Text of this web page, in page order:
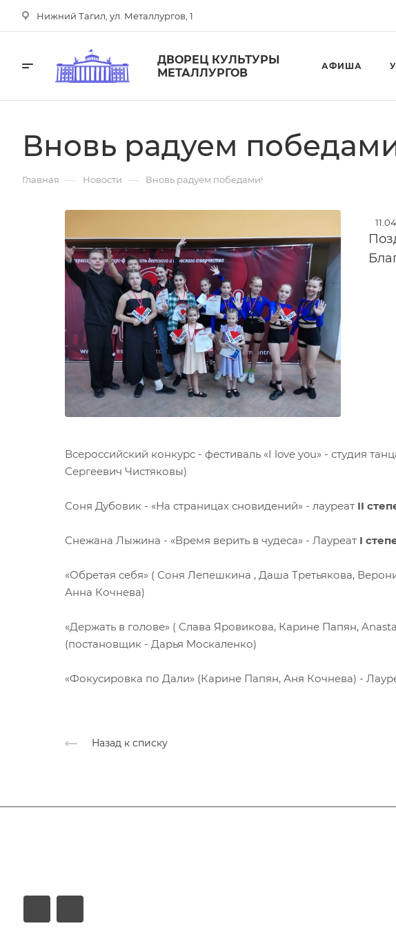
Нижний Тагил, ул. Металлургов, 1
ДВОРЕЦ КУЛЬТУРЫ
МЕТАЛЛУРГОВ
АФИША
Вновь радуем
Главная — Новости — Вновь радуем победами!
Всероссийский конкурс - фестиваль «I love you» - студия
Сергеевич Чистяковы)
Соня Дубовик - «На страницах сновидений» - лауреат II
Снежана Лыжина - «Время верить в чудеса» - Лауреат I
«Обретая себя» ( Соня Лепешкина , Даша Третьякова,
Анна Кочнева)
«Держать в голове» ( Слава Яровикова, Карине Папян,
(постановщик - Дарья Москаленко)
«Фокусировка по Дали» (Карине Папян, Аня Кочнева) -
Назад к списку